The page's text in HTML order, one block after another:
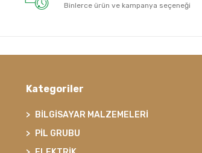
Binlerce ürün ve kampanya seçeneği
Kategoriler
BİLGİSAYAR MALZEMELERİ
PİL GRUBU